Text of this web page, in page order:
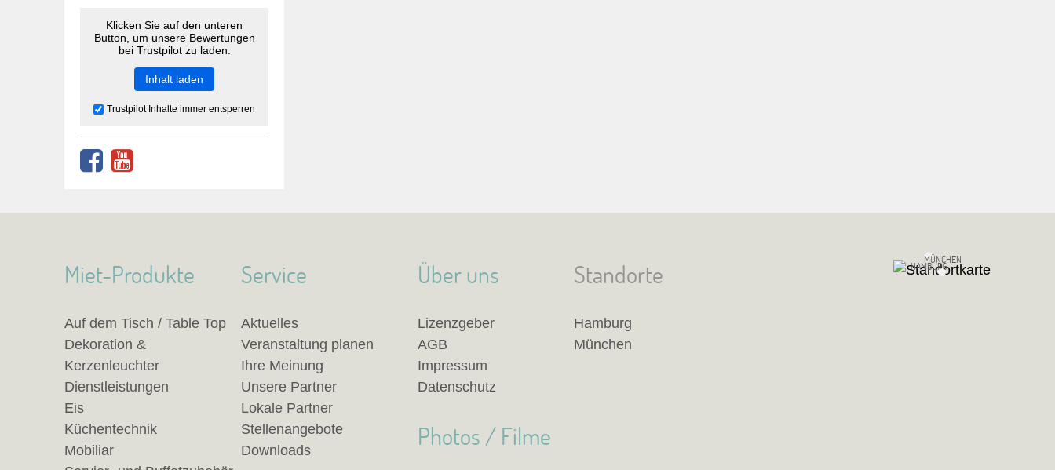
Klicken Sie auf den unteren
Button, um unsere Bewertungen
bei Trustpilot zu laden.
Inhalt laden
Trustpilot Inhalte immer entsperren
Standorte
Hamburg
München
HAMBURG
MÜNCHEN
Miet-Produkte
Auf dem Tisch / Table Top
Dekoration &
Kerzenleuchter
Dienstleistungen
Eis
Küchentechnik
Mobiliar
Service
Aktuelles
Veranstaltung planen
Ihre Meinung
Unsere Partner
Lokale Partner
Stellenangebote
Downloads
Über uns
Lizenzgeber
AGB
Impressum
Datenschutz
Photos / Filme